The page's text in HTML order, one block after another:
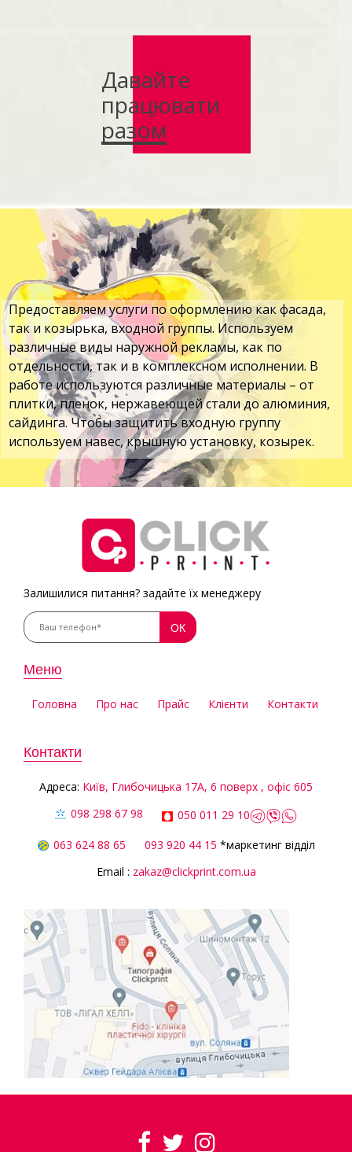
Давайте
працювати
разом
Предоставляем услуги по оформлению как фасада,
так и козырька, входной группы. Используем
различные виды наружной рекламы, как по
отдельности, так и в комплексном исполнении. В
работе используются различные материалы – от
плитки, пленок, нержавеющей стали до алюминия,
сайдинга. Чтобы защитить входную группу
используем навес, крышную установку, козырек.
Залишилися питання? задайте їх менеджеру
Меню
Головна Про нас Прайс Клієнти Контакти
Контакти
Aдреса: Київ, Глибочицька 17А, 6 поверх , офіс 605
098 298 67 98
050 011 29 10
063 624 88 65 093 920 44 15 *маркетинг відділ
Email : zakaz@clickprint.com.ua